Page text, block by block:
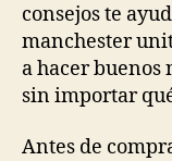
consejos te
manchester
a hacer buenos
sin importar
Antes de